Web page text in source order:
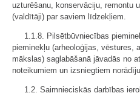
uzturēšanu, konservāciju, remontu
(valdītāji) par saviem līdzekļiem.
1.1.8. Pilsētbūvniecības
pieminekļu (arheoloģijas, vēstures,
mākslas) saglabāšanā jāvadās no
noteikumiem un izsniegtiem
1.2. Saimnieciskās darbības